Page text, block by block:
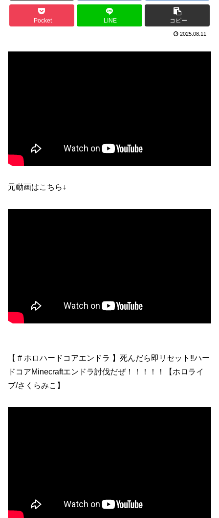
Pocket LINE コピー
2025.08.11
元動画はこちら↓
【 # ホロハードコアエンドラ 】死んだら即リセット‼ハー
ドコアMinecraftエンドラ討伐だぜ！！！！！【ホロライ
ブ/さくらみこ】